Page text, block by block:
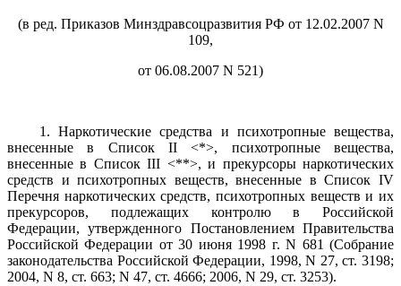
(в ред. Приказов Минздравсоцразвития РФ от 12.02.2007 N
109,
от 06.08.2007 N 521)
1. Наркотические средства и психотропные вещества,
внесенные в Список II <*>, психотропные вещества,
внесенные в Список III <**>, и прекурсоры наркотических
средств и психотропных веществ, внесенные в Список IV
Перечня наркотических средств, психотропных веществ и их
прекурсоров, подлежащих контролю в Российской
Федерации, утвержденного Постановлением Правительства
Российской Федерации от 30 июня 1998 г. N 681 (Собрание
законодательства Российской Федерации, 1998, N 27, ст. 3198;
2004, N 8, ст. 663; N 47, ст. 4666; 2006, N 29, ст. 3253).